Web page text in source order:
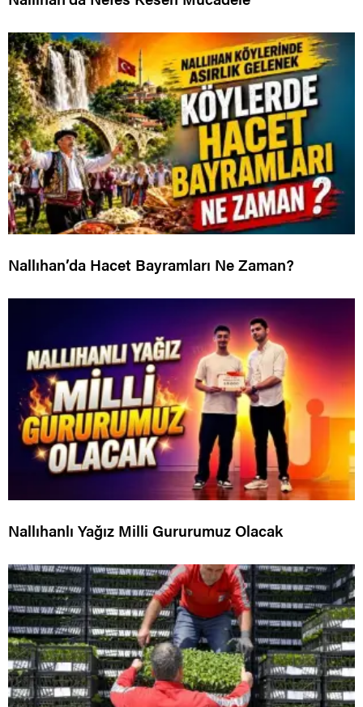
Nallıhan’da Hacet Bayramları Ne Zaman?
Nallıhanlı Yağız Milli Gururumuz Olacak